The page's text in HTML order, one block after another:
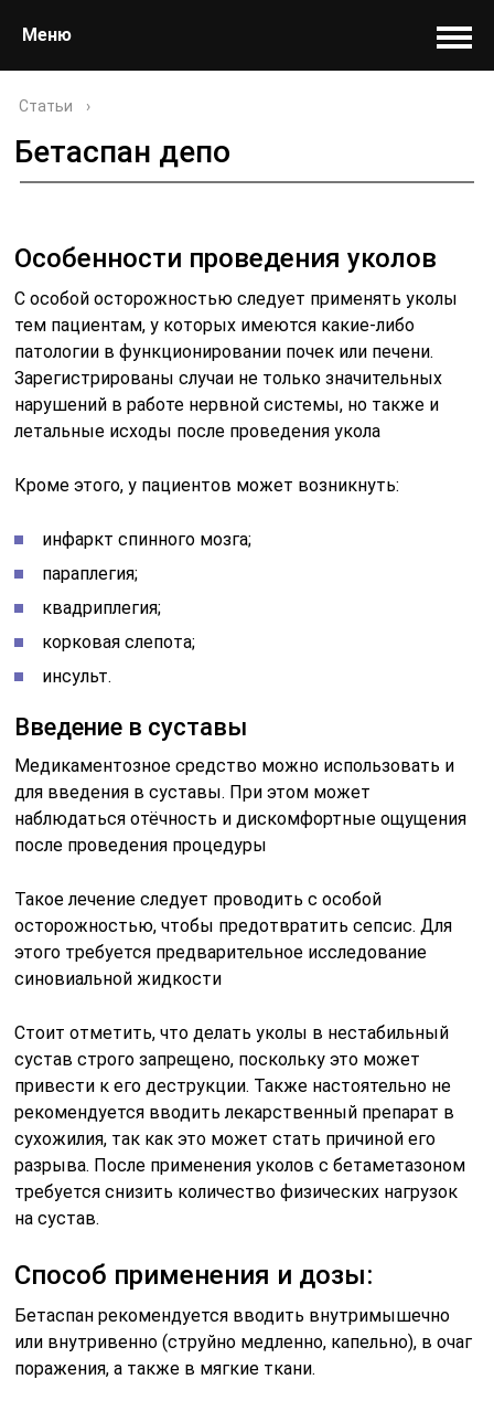
Меню
Статьи ›
Бетаспан депо
Особенности проведения уколов
С особой осторожностью следует применять уколы
тем пациентам, у которых имеются какие-либо
патологии в функционировании почек или печени.
Зарегистрированы случаи не только значительных
нарушений в работе нервной системы, но также и
летальные исходы после проведения укола
Кроме этого, у пациентов может возникнуть:
инфаркт спинного мозга;
параплегия;
квадриплегия;
корковая слепота;
инсульт.
Введение в суставы
Медикаментозное средство можно использовать и
для введения в суставы. При этом может
наблюдаться отёчность и дискомфортные ощущения
после проведения процедуры
Такое лечение следует проводить с особой
осторожностью, чтобы предотвратить сепсис. Для
этого требуется предварительное исследование
синовиальной жидкости
Стоит отметить, что делать уколы в нестабильный
сустав строго запрещено, поскольку это может
привести к его деструкции. Также настоятельно не
рекомендуется вводить лекарственный препарат в
сухожилия, так как это может стать причиной его
разрыва. После применения уколов с бетаметазоном
требуется снизить количество физических нагрузок
на сустав.
Способ применения и дозы:
Бетаспан рекомендуется вводить внутримышечно
или внутривенно (струйно медленно, капельно), в очаг
поражения, а также в мягкие ткани.